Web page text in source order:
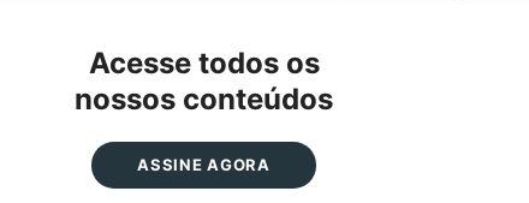
Acesse todos os
nossos conteúdos
ASSINE AGORA